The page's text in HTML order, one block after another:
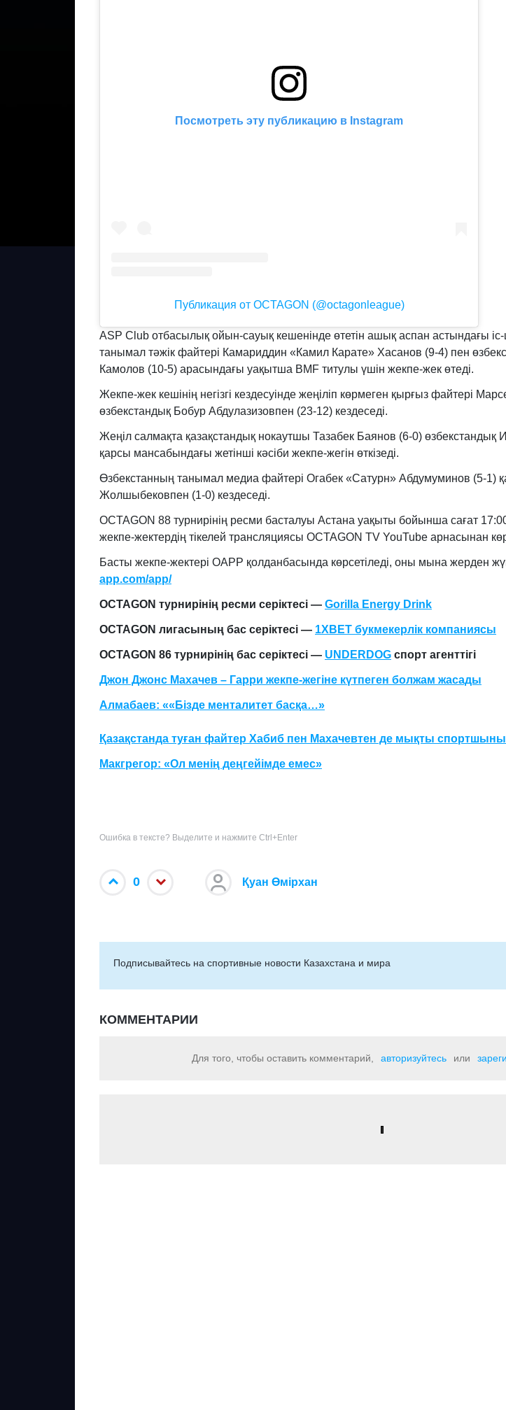
Посмотреть эту публикацию в Instagram
Публикация от OCTAGON (@octagonleague)
ASP Club отбасылық ойын-сауық кешенінде өтетін ашық аспан астындағы
танымал тәжік файтері Камариддин «Камил Карате» Хасанов (9-4) пен
Камолов (10-5) арасындағы уақытша BMF титулы үшін жекпе-жек өтеді.
Жекпе-жек кешінің негізгі кездесуінде жеңіліп көрмеген қырғыз файтері
өзбекстандық Бобур Абдулазизовпен (23-12) кездеседі.
Жеңіл салмақта қазақстандық нокаутшы Тазабек Баянов (6-0) өзбекстандық
қарсы мансабындағы жетінші кәсіби жекпе-жегін өткізеді.
Өзбекстанның танымал медиа файтері Огабек «Сатурн» Абдумуминов (5-1)
Жолшыбековпен (1-0) кездеседі.
OCTAGON 88 турнирінің ресми басталуы Астана уақыты бойынша сағат
жекпе-жектердің тікелей трансляциясы OCTAGON TV YouTube арнасынан
Басты жекпе-жектері OAPP қолданбасында көрсетіледі, оны мына жерден
app.com/app/
OCTAGON турнирінің ресми серіктесі — Gorilla Energy Drink
OCTAGON лигасының бас серіктесі — 1XBET букмекерлік компаниясы
OCTAGON 86 турнирінің бас серіктесі — UNDERDOG спорт агенттігі
Джон Джонс Махачев – Гарри жекпе-жегіне күтпеген болжам жасады
Алмабаев: ««Бізде менталитет басқа…»
Қазақстанда туған файтер Хабиб пен Махачевтен де мықты
Макгрегор: «Ол менің деңгейімде емес»
Ошибка в тексте? Выделите и нажмите Ctrl+Enter
0 Қуан Өмірхан
Подписывайтесь на cпортивные новости Казахстана и мира
КОММЕНТАРИИ
Для того, чтобы оставить комментарий, авторизуйтесь или